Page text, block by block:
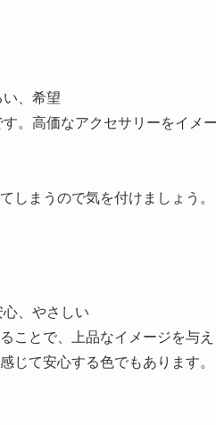
、希望
。高価なアクセサリーをイメ
しまうので気を付けましょう。
、やさしい
とで、上品なイメージを与え
じて安心する色でもあります。